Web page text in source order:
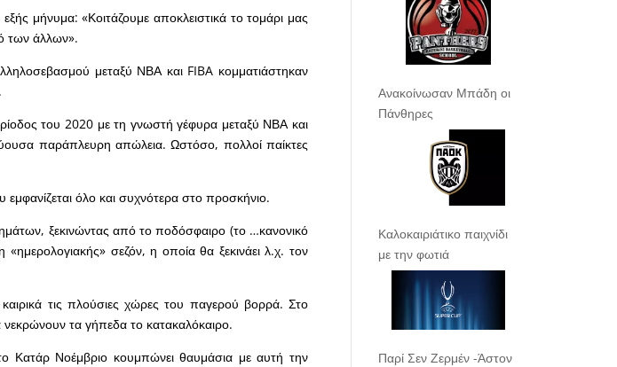
μήνυμα: «Κοιτάζουμε αποκλειστικά το τομάρι μας
των άλλων».
μεταξύ ΝΒΑ και FIBA κομματιάστηκαν
του 2020 με τη γνωστή γέφυρα μεταξύ ΝΒΑ και
παράπλευρη απώλεια. Ωστόσο, πολλοί παίκτες
όλο και συχνότερα στο προσκήνιο.
ξεκινώντας από το ποδόσφαιρο (το …κανονικό
«ημερολογιακής» σεζόν, η οποία θα ξεκινάει λ.χ. τον
τις πλούσιες χώρες του παγερού βορρά. Στο
τα γήπεδα το κατακαλόκαιρο.
Κατάρ Νοέμβριο κουμπώνει θαυμάσια με αυτή την
Ανακοίνωσαν Μπάδη οι
Πάνθηρες
Καλοκαιριάτικο παιχνίδι
με την φωτιά
Παρί Σεν Ζερμέν -Άστον